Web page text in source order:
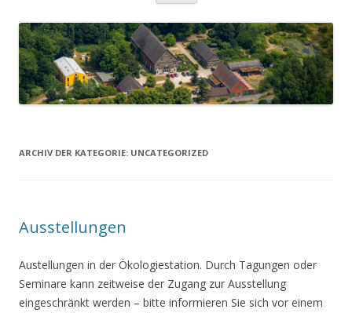
springen
ARCHIV DER KATEGORIE: UNCATEGORIZED
Ausstellungen
Austellungen in der Ökologiestation. Durch Tagungen oder
Seminare kann zeitweise der Zugang zur Ausstellung
eingeschränkt werden – bitte informieren Sie sich vor einem